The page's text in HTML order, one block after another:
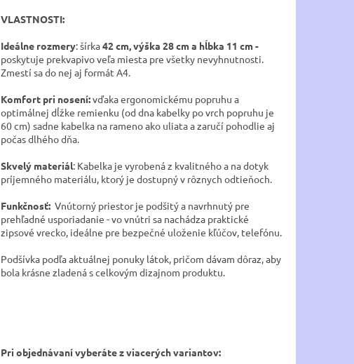
VLASTNOSTI:
Ideálne rozmery: šírka42 cm, výška 28 cm a hĺbka 11 cm -
poskytuje prekvapivo veľa miesta pre všetky nevyhnutnosti.
Zmestí sa do nej aj formát A4.
Komfort pri nosení:vďaka ergonomickému popruhu a
optimálnej dĺžke remienku (od dna kabelky po vrch popruhu je
60 cm) sadne kabelka na rameno ako uliata a zaručí pohodlie aj
počas dlhého dňa.
​Skvelý materiál: Kabelka je vyrobená z kvalitného a na dotyk
príjemného materiálu, ktorý je dostupný v rôznych odtieňoch.
Funkčnosť: Vnútorný priestor je podšitý a navrhnutý pre
prehľadné usporiadanie - vo vnútri sa nachádza praktické
zipsové vrecko, ideálne pre bezpečné uloženie kľúčov, telefónu.
Podšívka podľa aktuálnej ponuky látok, pričom dávam dôraz, aby
bola krásne zladená s celkovým dizajnom produktu.
Pri objednávaní vyberáte z viacerých variantov: